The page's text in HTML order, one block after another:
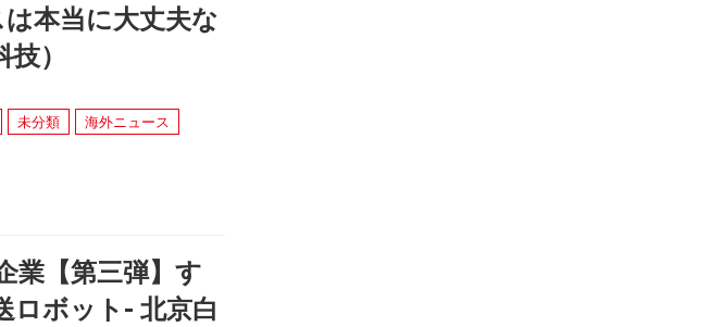
本当に大丈夫な
）
未分類 海外ニュース
業【第三弾】す
ロボット- 北京白